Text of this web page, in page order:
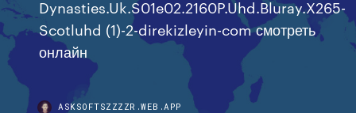
Dynasties.Uk.S01e02.2160P.Uhd.Bluray.X265-
Scotluhd (1)-2-direkizleyin-com смотреть
онлайн
ASKSOFTSZZZZR.WEB.APP